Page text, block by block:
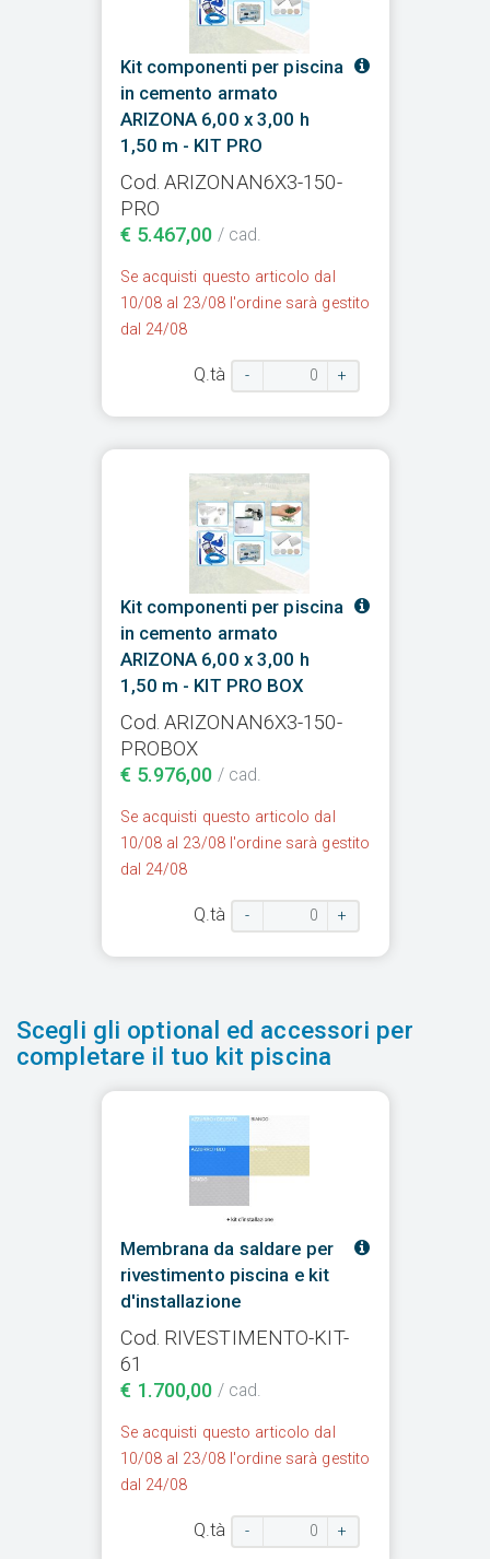
Kit componenti per piscina
in cemento armato
ARIZONA 6,00 x 3,00 h
1,50 m - KIT PRO
Cod. ARIZONAN6X3-150-
PRO
€ 5.467,00 / cad.
Se acquisti questo articolo dal
10/08 al 23/08 l'ordine sarà gestito
dal 24/08
Q.tà - +
Kit componenti per piscina
in cemento armato
ARIZONA 6,00 x 3,00 h
1,50 m - KIT PRO BOX
Cod. ARIZONAN6X3-150-
PROBOX
€ 5.976,00 / cad.
Se acquisti questo articolo dal
10/08 al 23/08 l'ordine sarà gestito
dal 24/08
Q.tà - +
Scegli gli optional ed accessori per
completare il tuo kit piscina
Membrana da saldare per
rivestimento piscina e kit
d'installazione
Cod. RIVESTIMENTO-KIT-
61
€ 1.700,00 / cad.
Se acquisti questo articolo dal
10/08 al 23/08 l'ordine sarà gestito
dal 24/08
Q.tà - +